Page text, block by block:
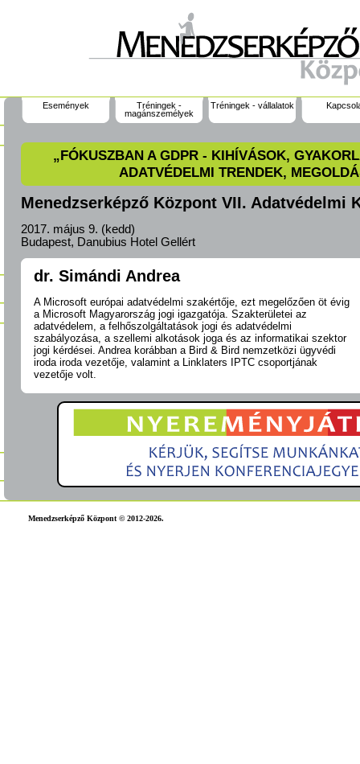
Események
Tréningek -
magánszemélyek
Tréningek - vállalatok
„FÓKUSZBAN A GDPR - KIHÍVÁSOK,
ADATVÉDELMI TRENDEK,
Menedzserképző Központ VII. Adatvédelmi
2017. május 9. (kedd)
Budapest, Danubius Hotel Gellért
dr. Simándi Andrea
A Microsoft európai adatvédelmi szakértője, ezt megelőzően öt évig
a Microsoft Magyarország jogi igazgatója. Szakterületei az
adatvédelem, a felhőszolgáltatások jogi és adatvédelmi
szabályozása, a szellemi alkotások joga és az informatikai szektor
jogi kérdései. Andrea korábban a Bird & Bird nemzetközi ügyvédi
iroda iroda vezetője, valamint a Linklaters IPTC csoportjának
vezetője volt.
Menedzserképző Központ © 2012-2026.